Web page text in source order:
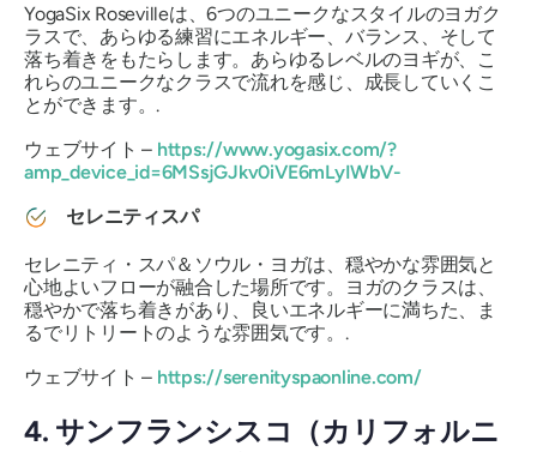
YogaSix Rosevilleは、6つのユニークなスタイルのヨガク
ラスで、あらゆる練習にエネルギー、バランス、そして
落ち着きをもたらします。あらゆるレベルのヨギが、こ
れらのユニークなクラスで流れを感じ、成長していくこ
とができます。.
ウェブサイト – https://www.yogasix.com/?
amp_device_id=6MSsjGJkv0iVE6mLyIWbV-
セレニティスパ
セレニティ・スパ＆ソウル・ヨガは、穏やかな雰囲気と
心地よいフローが融合した場所です。ヨガのクラスは、
穏やかで落ち着きがあり、良いエネルギーに満ちた、ま
るでリトリートのような雰囲気です。.
ウェブサイト – https://serenityspaonline.com/
4. サンフランシスコ（カリフォルニ